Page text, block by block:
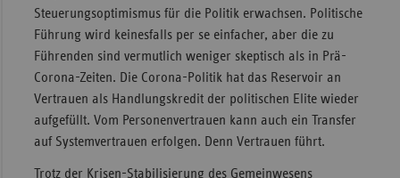
Steuerungsoptimismus für die Politik erwachsen. Politische
Führung wird keinesfalls per se einfacher, aber die zu
Führenden sind vermutlich weniger skeptisch als in Prä-
Corona-Zeiten. Die Corona-Politik hat das Reservoir an
Vertrauen als Handlungskredit der politischen Elite wieder
aufgefüllt. Vom Personenvertrauen kann auch ein Transfer
auf Systemvertrauen erfolgen. Denn Vertrauen führt.
Trotz der Krisen-Stabilisierung des Gemeinwesens